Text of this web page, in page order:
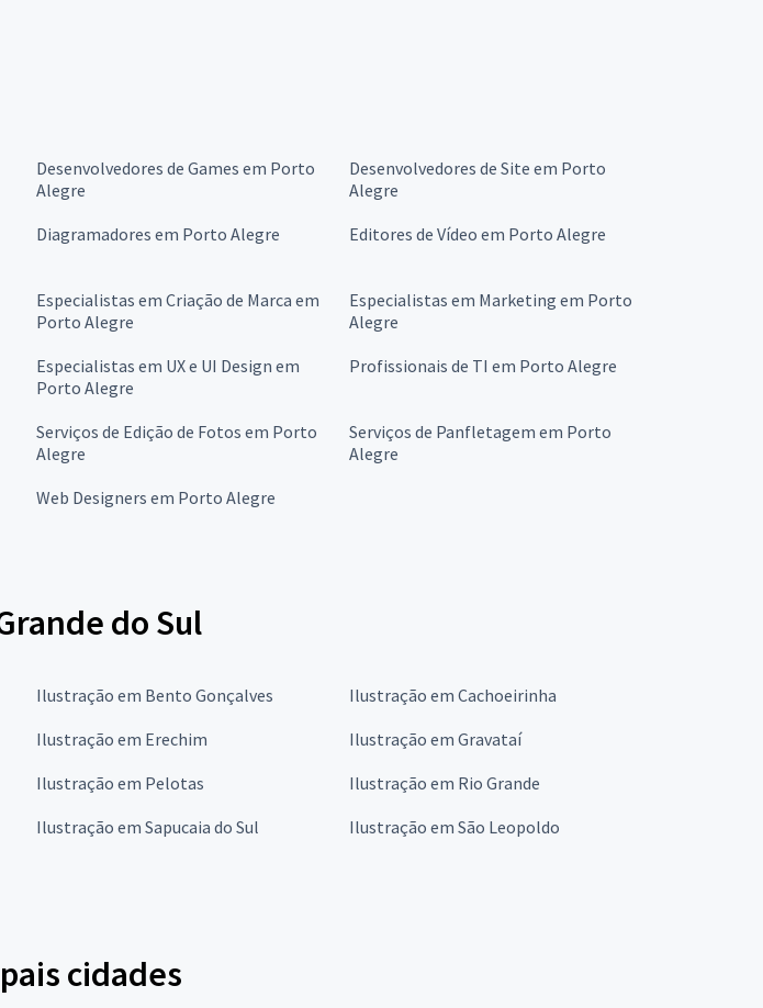
Desenvolvedores de Games em Porto
Alegre
Desenvolvedores de Site em Porto
Alegre
Diagramadores em Porto Alegre Editores de Vídeo em Porto Alegre
Especialistas em Criação de Marca em
Porto Alegre
Especialistas em Marketing em Porto
Alegre
Especialistas em UX e UI Design em
Porto Alegre
Profissionais de TI em Porto Alegre
Serviços de Edição de Fotos em Porto
Alegre
Serviços de Panfletagem em Porto
Alegre
Web Designers em Porto Alegre
do Sul
Ilustração em Bento Gonçalves
Ilustração em Cachoeirinha
Ilustração em Erechim
Ilustração em Gravataí
Ilustração em Pelotas
Ilustração em Rio Grande
Ilustração em Sapucaia do Sul
Ilustração em São Leopoldo
cidades